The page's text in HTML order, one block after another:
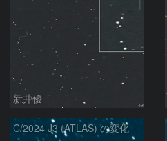
新井優
C/2024 J3 (ATLAS) の変化